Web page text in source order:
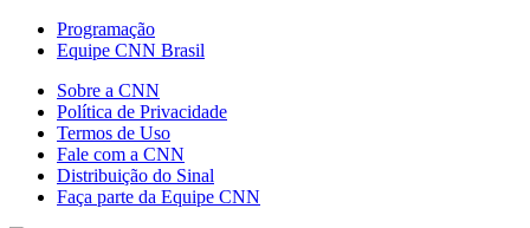
Programação
Equipe CNN Brasil
Sobre a CNN
Política de Privacidade
Termos de Uso
Fale com a CNN
Distribuição do Sinal
Faça parte da Equipe CNN